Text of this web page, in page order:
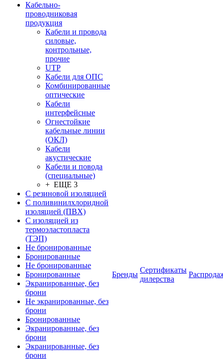
Кабельно-
проводниковая
продукция
Кабели и провода
силовые,
контрольные,
прочие
UTP
Кабели для ОПС
Комбинированные
оптические
Кабели
интерфейсные
Огнестойкие
кабельные линии
(ОКЛ)
Кабели
акустические
Кабели и повода
(специальные)
+ ЕЩЕ 3
С резиновой изоляцией
С поливинилхлоридной
изоляцией (ПВХ)
С изоляцией из
термоэластопласта
(ТЭП)
Не бронированные
Бронированные
Не бронированные
Бронированные
Экранированные, без
брони
Не экранированные, без
брони
Бронированные
Экранированные, без
брони
Экранированные, без
брони
Бренды
Сертификаты
дилерства